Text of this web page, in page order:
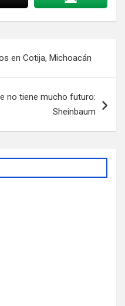
en Cotija, Michoacán
no tiene mucho futuro:
Sheinbaum